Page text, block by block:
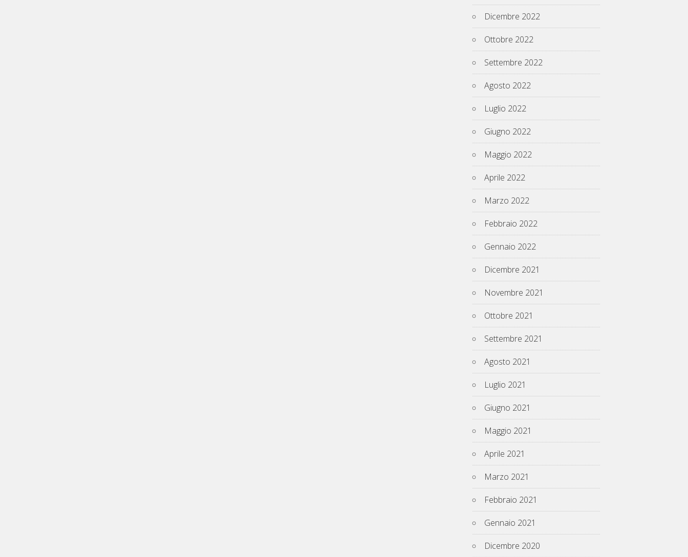
Dicembre 2022
Ottobre 2022
Settembre 2022
Agosto 2022
Luglio 2022
Giugno 2022
Maggio 2022
Aprile 2022
Marzo 2022
Febbraio 2022
Gennaio 2022
Dicembre 2021
Novembre 2021
Ottobre 2021
Settembre 2021
Agosto 2021
Luglio 2021
Giugno 2021
Maggio 2021
Aprile 2021
Marzo 2021
Febbraio 2021
Gennaio 2021
Dicembre 2020